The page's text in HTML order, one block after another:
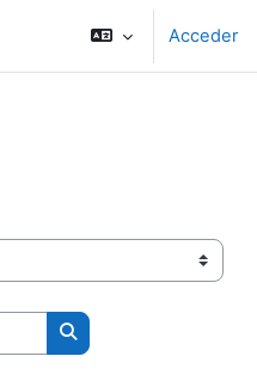
Acceder
Buscar cursos